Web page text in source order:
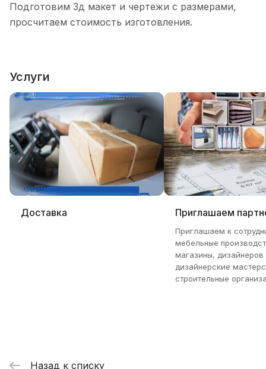
Подготовим 3д макет и чертежи с размерами,
просчитаем стоимость изготовления.
Услуги
Доставка Приглашаем
Приглашаем к
мебельные
магазины, дизайнеров
дизайнерские
строительные
Назад к списку